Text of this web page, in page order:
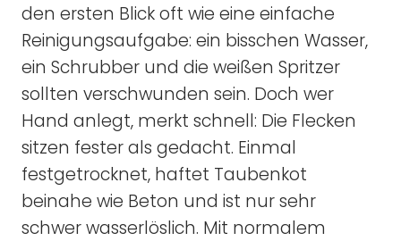
den ersten Blick oft wie eine einfache
Reinigungsaufgabe: ein bisschen Wasser,
ein Schrubber und die weißen Spritzer
sollten verschwunden sein. Doch wer
Hand anlegt, merkt schnell: Die Flecken
sitzen fester als gedacht. Einmal
festgetrocknet, haftet Taubenkot
beinahe wie Beton und ist nur sehr
schwer wasserlöslich. Mit normalem